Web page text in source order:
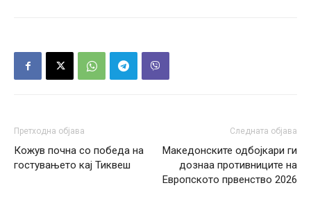
Претходна објава
Кожув почна со победа на
гостувањето кај Тиквеш
Следната објава
Македонските одбојкари ги
дознаа противниците на
Европското првенство 2026